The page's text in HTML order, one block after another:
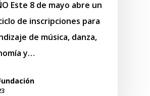
Este 8 de mayo abre un
de inscripciones para
de música, danza,
y…